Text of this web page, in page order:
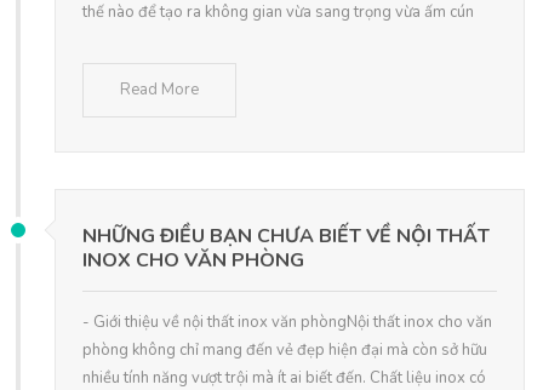
thế nào để tạo ra không gian vừa sang trọng vừa ấm cún
Read More
NHỮNG ĐIỀU BẠN CHƯA BIẾT VỀ NỘI THẤT
INOX CHO VĂN PHÒNG
- Giới thiệu về nội thất inox văn phòngNội thất inox cho văn
phòng không chỉ mang đến vẻ đẹp hiện đại mà còn sở hữu
nhiều tính năng vượt trội mà ít ai biết đến. Chất liệu inox có